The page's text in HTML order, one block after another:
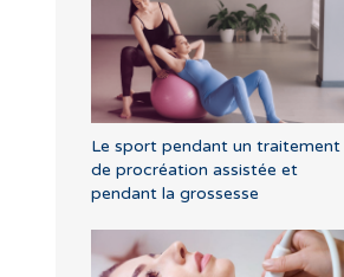
Le sport pendant un traitement
de procréation assistée et
pendant la grossesse